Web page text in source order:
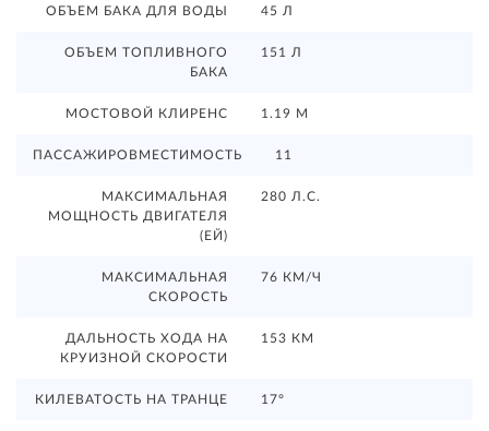
ОБЪЕМ БАКА ДЛЯ ВОДЫ 45 Л
ОБЪЕМ ТОПЛИВНОГО
БАКА
151 Л
МОСТОВОЙ КЛИРЕНС 1.19 М
ПАССАЖИРОВМЕСТИМОСТЬ 11
МАКСИМАЛЬНАЯ
МОЩНОСТЬ ДВИГАТЕЛЯ
(ЕЙ)
280 Л.С.
МАКСИМАЛЬНАЯ
СКОРОСТЬ
76 КМ/Ч
ДАЛЬНОСТЬ ХОДА НА
КРУИЗНОЙ СКОРОСТИ
153 КМ
КИЛЕВАТОСТЬ НА ТРАНЦЕ 17°